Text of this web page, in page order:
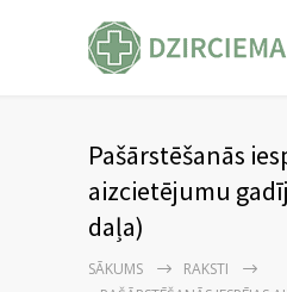
Pašārstēšanās
aizcietējumu
daļa)
SĀKUMS
RAKSTI